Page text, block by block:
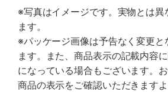
※写真はイメージです。実物とは異
ます。
※パッケージ画像は予告なく変更と
ます。また、商品表示の記載内容
になっている場合もございます。
商品の表示をご確認いただきますよ